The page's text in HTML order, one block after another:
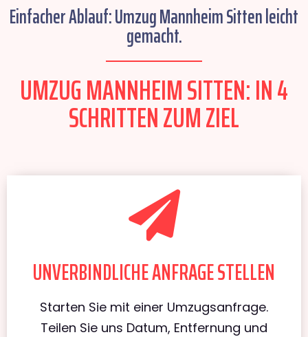
Einfacher Ablauf: Umzug Mannheim Sitten leicht
gemacht.
UMZUG MANNHEIM SITTEN: IN 4
SCHRITTEN ZUM ZIEL
UNVERBINDLICHE ANFRAGE STELLEN
Starten Sie mit einer Umzugsanfrage.
Teilen Sie uns Datum, Entfernung und